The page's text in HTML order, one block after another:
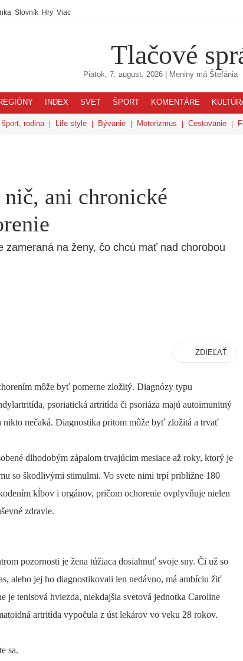
Slovník Hry Viac
Tlačové
Piatok, 7. august, 2026 | Meniny má Štefánia
INDEX SVET ŠPORT KOMENTÁRE
rodina Life style Bývanie Motorizmus Cestovanie
ani chronické
zameraná na ženy, čo chcú mať nad chorobou
ZDIEĽAŤ
môže byť pomerne zložitý. Diagnózy typu
psoriatická artritída či psoriáza majú autoimunitný
nikto nečaká. Diagnostika pritom môže byť zložitá a trvať
dlhodobým zápalom trvajúcim mesiace až roky, ktorý je
so škodlivými stimulmi. Vo svete nimi trpí približne 180
kĺbov i orgánov, pričom ochorenie ovplyvňuje nielen
zdravie.
pozornosti je žena túžiaca dosiahnuť svoje sny. Či už so
alebo jej ho diagnostikovali len nedávno, má ambíciu žiť
je tenisová hviezda, niekdajšia svetová jednotka Caroline
artritída vypočula z úst lekárov vo veku 28 rokov.
sa.